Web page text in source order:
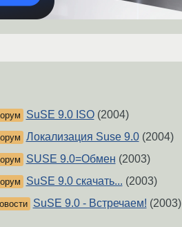
SuSE 9.0 ISO(2004)
Локализация Suse 9.0(2004)
SUSE 9.0=Обмен (2003)
SuSE 9.0 скачать... (2003)
SuSE 9.0 - Встречаем! (2003)